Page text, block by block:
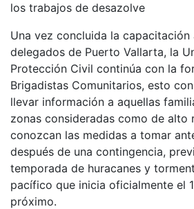
los trabajos de desazolve
Una vez concluida la capacitación
delegados de Puerto Vallarta, la
Protección Civil continúa con la
Brigadistas Comunitarios, esto
llevar información a aquellas
zonas consideradas como de alto
conozcan las medidas a tomar
después de una contingencia,
temporada de huracanes y
pacífico que inicia oficialmente el
próximo.